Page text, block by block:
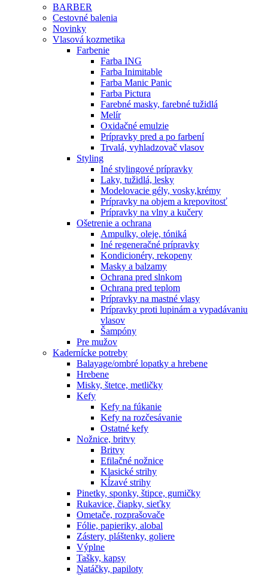
BARBER
Cestovné balenia
Novinky
Vlasová kozmetika
Farbenie
Farba ING
Farba Inimitable
Farba Manic Panic
Farba Pictura
Farebné masky, farebné tužidlá
Melír
Oxidačné emulzie
Prípravky pred a po farbení
Trvalá, vyhladzovač vlasov
Styling
Iné stylingové prípravky
Laky, tužidlá, lesky
Modelovacie gély, vosky,krémy
Prípravky na objem a krepovitosť
Prípravky na vlny a kučery
Ošetrenie a ochrana
Ampulky, oleje, tóniká
Iné regeneračné prípravky
Kondicionéry, rekopeny
Masky a balzamy
Ochrana pred slnkom
Ochrana pred teplom
Prípravky na mastné vlasy
Prípravky proti lupinám a vypadávaniu
vlasov
Šampóny
Pre mužov
Kadernícke potreby
Balayage/ombré lopatky a hrebene
Hrebene
Misky, štetce, metličky
Kefy
Kefy na fúkanie
Kefy na rozčesávanie
Ostatné kefy
Nožnice, britvy
Britvy
Efilačné nožnice
Klasické strihy
Kĺzavé strihy
Pinetky, sponky, štipce, gumičky
Rukavice, čiapky, sieťky
Ometače, rozprašovače
Fólie, papieriky, alobal
Zástery, pláštenky, goliere
Výplne
Tašky, kapsy
Natáčky, papiloty